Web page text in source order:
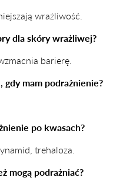
wrażliwość.
dla skóry wrażliwej?
barierę.
gdy mam podrażnienie?
po kwasach?
trehaloza.
mogą podrażniać?